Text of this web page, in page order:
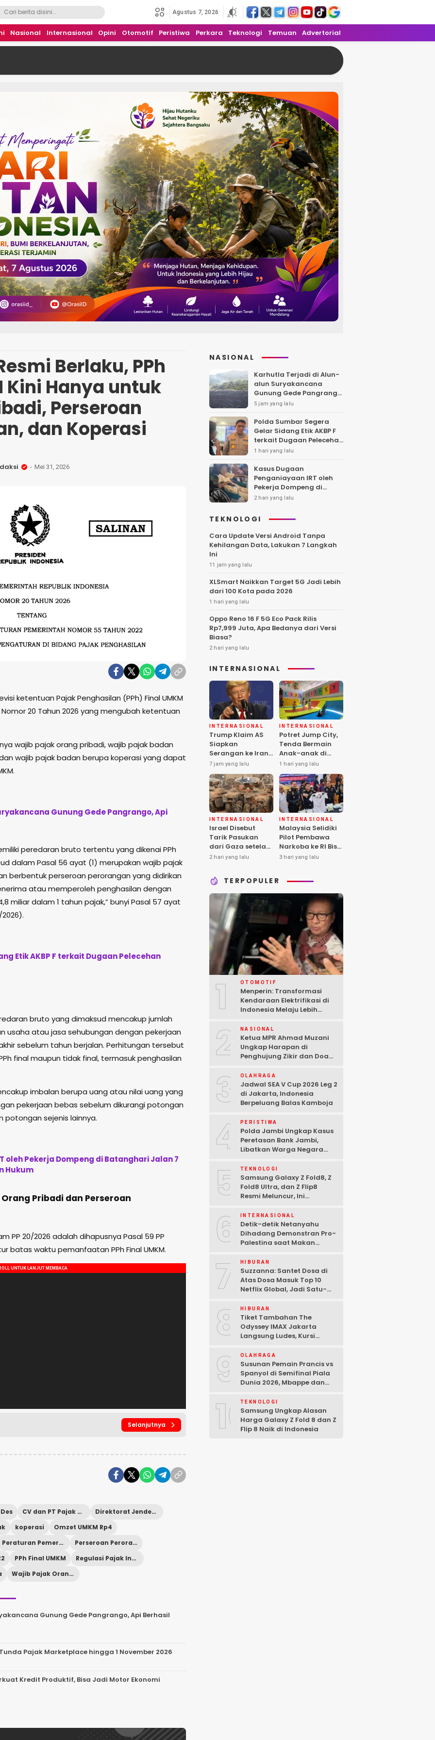
Agustus 7, 2026
Nasional Internasional Opini Otomotif Peristiwa Perkara Teknologi Temuan Advertorial
Berlaku, PPh
Kini Hanya untuk
Perseroan
dan Koperasi
Mei 31, 2026
ketentuan Pajak Penghasilan (PPh) Final UMKM
20 Tahun 2026 yang mengubah ketentuan
wajib pajak orang pribadi, wajib pajak badan
wajib pajak badan berupa koperasi yang dapat
Gunung Gede Pangrango, Api
peredaran bruto tertentu yang dikenai PPh
dalam Pasal 56 ayat (1) merupakan wajib pajak
berbentuk perseroan perorangan yang didirikan
atau memperoleh penghasilan dengan
miliar dalam 1 tahun pajak,” bunyi Pasal 57 ayat
Etik AKBP F terkait Dugaan Pelecehan
bruto yang dimaksud mencakup jumlah
usaha atau jasa sehubungan dengan pekerjaan
sebelum tahun berjalan. Perhitungan tersebut
final maupun tidak final, termasuk penghasilan
imbalan berupa uang atau nilai uang yang
pekerjaan bebas sebelum dikurangi potongan
potongan sejenis lainnya.
oleh Pekerja Dompeng di Batanghari Jalan 7
Hukum
Pribadi dan Perseroan
PP 20/2026 adalah dihapusnya Pasal 59 PP
batas waktu pemanfaatan PPh Final UMKM.
Selanjutnya
CV dan PT Pajak UMKM
Direktorat Jenderal Pajak
koperasi
Omzet UMKM Rp4
Peraturan Pemerintah 2026
Perseroan Perorangan
PPh Final UMKM
Regulasi Pajak Indonesia
Wajib Pajak Orang Pribadi
Gunung Gede Pangrango, Api Berhasil
Pajak Marketplace hingga 1 November 2026
Kredit Produktif, Bisa Jadi Motor Ekonomi
NASIONAL
Karhutla Terjadi di Alun-
alun Suryakancana
Gunung Gede Pangrango,
Api Berhasil Dipadamka
5 jam yang lalu
Polda Sumbar Segera
Gelar Sidang Etik AKBP F
terkait Dugaan Pelecehan
Polwan
1 hari yang lalu
Kasus Dugaan
Penganiayaan IRT oleh
Pekerja Dompeng di
Batanghari Jalan 7 Bulan,
Kepastian Hukum
2 hari yang lalu
TEKNOLOGI
Cara Update Versi Android Tanpa
Kehilangan Data, Lakukan 7 Langkah
Ini
11 jam yang lalu
XLSmart Naikkan Target 5G Jadi Lebih
dari 100 Kota pada 2026
1 hari yang lalu
Oppo Reno 16 F 5G Eco Pack Rilis
Rp7,999 Juta, Apa Bedanya dari Versi
Biasa?
2 hari yang lalu
INTERNASIONAL
INTERNASIONAL
Trump Klaim AS
Siapkan
Serangan ke Iran
Terbesar sejak
Perang Dunia II
7 jam yang lalu
INTERNASIONAL
Potret Jump City,
Tenda Bermain
Anak-anak di
Tengah Perang
Gaza
1 hari yang lalu
INTERNASIONAL
Israel Disebut
Tarik Pasukan
dari Gaza setelah
Hamas Selesai
2 hari yang lalu
INTERNASIONAL
Malaysia Selidiki
Pilot Pembawa
Narkoba ke RI Bisa
Lolos Pemeriksaan
3 hari yang lalu
TERPOPULER
1 OTOMOTIF
Menperin: Transformasi
Kendaraan Elektrifikasi di
Indonesia Melaju Lebih
2 NASIONAL
Ketua MPR Ahmad Muzani
Ungkap Harapan di
Penghujung Zikir dan Doa
3 OLAHRAGA
Jadwal SEA V Cup 2026 Leg 2
di Jakarta, Indonesia
Berpeluang Balas Kamboja
4 PERISTIWA
Polda Jambi Ungkap Kasus
Peretasan Bank Jambi,
Libatkan Warga Negara
Tersangka Ditangkap
5 TEKNOLOGI
Samsung Galaxy Z Fold8, Z
Fold8 Ultra, dan Z Flip8
Resmi Meluncur, Ini
6 INTERNASIONAL
Detik-detik Netanyahu
Dihadang Demonstran Pro-
Palestina saat Makan
7 HIBURAN
Suzzanna: Santet Dosa di
Atas Dosa Masuk Top 10
Netflix Global, Jadi Satu-
8 HIBURAN
Tiket Tambahan The
Odyssey IMAX Jakarta
Langsung Ludes, Kursi
9 OLAHRAGA
Susunan Pemain Prancis vs
Spanyol di Semifinal Piala
Dunia 2026, Mbappe dan
10TEKNOLOGI
Samsung Ungkap Alasan
Harga Galaxy Z Fold 8 dan Z
Flip 8 Naik di Indonesia